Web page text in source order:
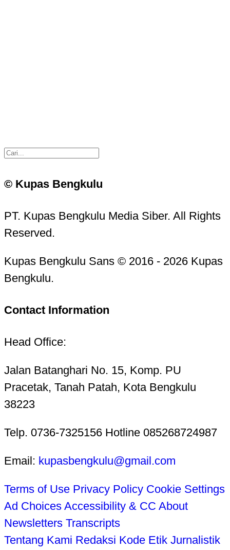
© Kupas Bengkulu
PT. Kupas Bengkulu Media Siber. All Rights
Reserved.
Kupas Bengkulu Sans © 2016 - 2026 Kupas
Bengkulu.
Contact Information
Head Office:
Jalan Batanghari No. 15, Komp. PU
Pracetak, Tanah Patah, Kota Bengkulu
38223
Telp. 0736-7325156 Hotline 085268724987
Email: kupasbengkulu@gmail.com
Terms of Use Privacy Policy Cookie Settings
Ad Choices Accessibility & CC About
Newsletters Transcripts
Tentang Kami Redaksi Kode Etik Jurnalistik